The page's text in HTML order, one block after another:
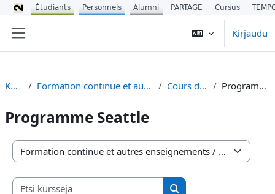
Kirjaudu
Kurssit Formation continue et autres enseignements Cours du CIREFE Programme Seattle
Programme Seattle
Kurssikategoriat
Etsi kursseja
Étudiants Personnels Alumni PARTAGE Cursus